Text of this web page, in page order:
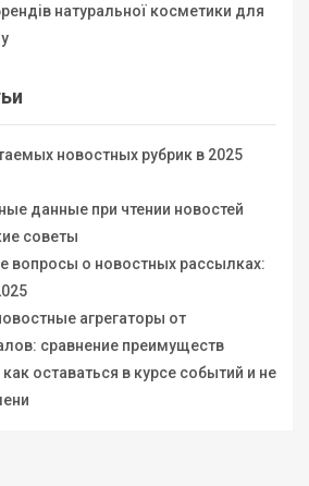
натуральної косметики для
новостных рубрик в 2025
данные при чтении новостей
советы
вопросы о новостных рассылках:
агрегаторы от
сравнение преимуществ
оставаться в курсе событий и не